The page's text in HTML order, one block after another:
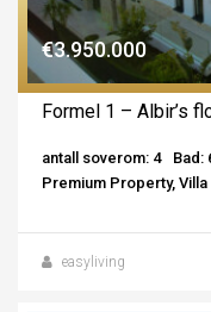
€3.950.000
Formel 1 – Albir’s
antall soverom: 4 Bad:
Premium Property, Villa
easyliving